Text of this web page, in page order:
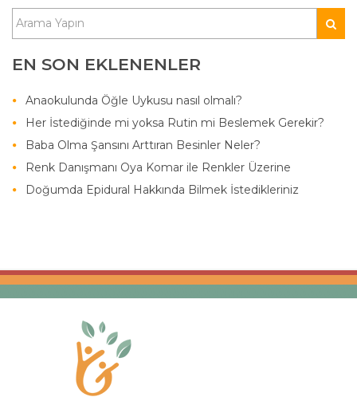
EN SON EKLENENLER
Anaokulunda Öğle Uykusu nasıl olmalı?
Her İstediğinde mi yoksa Rutin mi Beslemek Gerekir?
Baba Olma Şansını Arttıran Besinler Neler?
Renk Danışmanı Oya Komar ile Renkler Üzerine
Doğumda Epidural Hakkında Bilmek İstedikleriniz